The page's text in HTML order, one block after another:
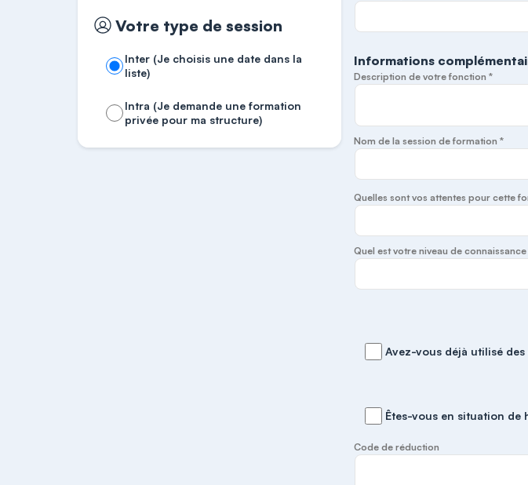
Votre type de session
Inter (Je choisis une date dans la
liste)
Intra (Je demande une formation
privée pour ma structure)
Informations
Description de votre fonction *
Nom de la session de formation *
Quelles sont vos attentes pour cette
Quel est votre niveau de
Avez-vous déjà utilisé
Êtes-vous en situation de
Code de réduction